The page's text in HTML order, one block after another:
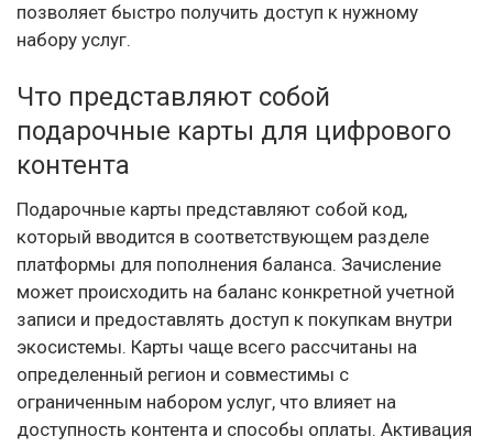
позволяет быстро получить доступ к нужному
набору услуг.
Что представляют собой
подарочные карты для цифрового
контента
Подарочные карты представляют собой код,
который вводится в соответствующем разделе
платформы для пополнения баланса. Зачисление
может происходить на баланс конкретной учетной
записи и предоставлять доступ к покупкам внутри
экосистемы. Карты чаще всего рассчитаны на
определенный регион и совместимы с
ограниченным набором услуг, что влияет на
доступность контента и способы оплаты. Активация